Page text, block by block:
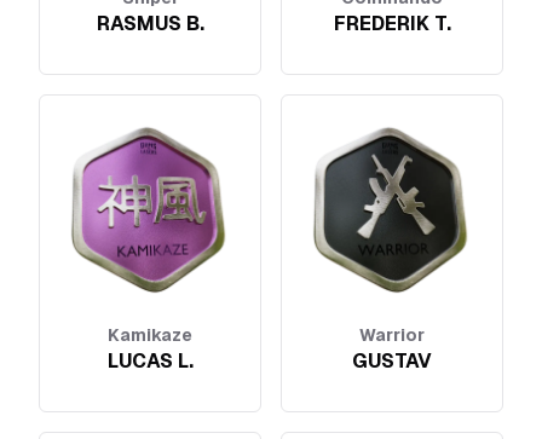
RASMUS B. FREDERIK T.
Kamikaze
LUCAS L.
Warrior
GUSTAV